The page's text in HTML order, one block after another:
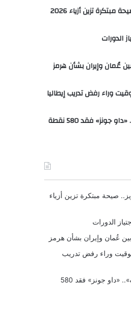
تزين أزياء 2026
الدورات
عُمان وإيران بشأن هرمز
وراء رفض تدريب إيطاليا
فقد 580 نقطة
صيحة مبتكرة تزين أزياء
الدورات
عُمان وإيران بشأن هرمز
وراء رفض تدريب
خسائر عميقة لـ«وول ستريت».. «داو جونز» فقد 580